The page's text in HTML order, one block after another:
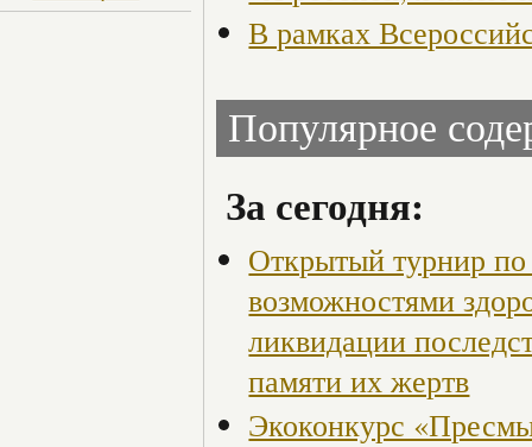
В рамках
Популярное
За сегодня:
Открытый турнир
возможностями
ликвидации
памяти их жертв
Экоконкурс